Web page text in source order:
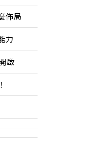
佈局
力
啟